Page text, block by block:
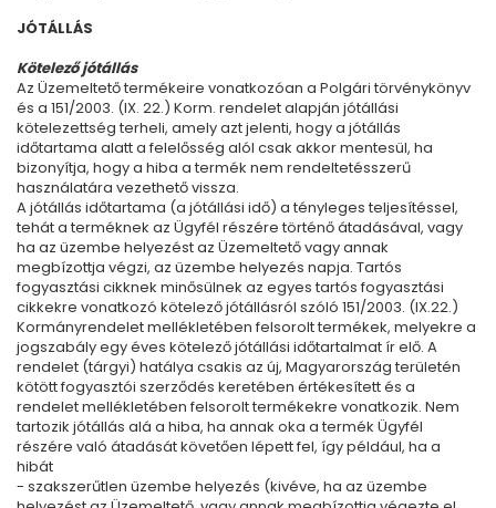
JÓTÁLLÁS
Kötelező jótállás
Az Üzemeltető termékeire vonatkozóan a Polgári törvénykönyv
és a 151/2003. (IX. 22.) Korm. rendelet alapján jótállási
kötelezettség terheli, amely azt jelenti, hogy a jótállás
időtartama alatt a felelősség alól csak akkor mentesül, ha
bizonyítja, hogy a hiba a termék nem rendeltetésszerű
használatára vezethető vissza.
A jótállás időtartama (a jótállási idő) a tényleges teljesítéssel,
tehát a terméknek az Ügyfél részére történő átadásával, vagy
ha az üzembe helyezést az Üzemeltető vagy annak
megbízottja végzi, az üzembe helyezés napja. Tartós
fogyasztási cikknek minősülnek az egyes tartós fogyasztási
cikkekre vonatkozó kötelező jótállásról szóló 151/2003. (IX.22.)
Kormányrendelet mellékletében felsorolt termékek, melyekre a
jogszabály egy éves kötelező jótállási időtartalmat ír elő. A
rendelet (tárgyi) hatálya csakis az új, Magyarország területén
kötött fogyasztói szerződés keretében értékesített és a
rendelet mellékletében felsorolt termékekre vonatkozik. Nem
tartozik jótállás alá a hiba, ha annak oka a termék Ügyfél
részére való átadását követően lépett fel, így például, ha a
hibát
- szakszerűtlen üzembe helyezés (kivéve, ha az üzembe